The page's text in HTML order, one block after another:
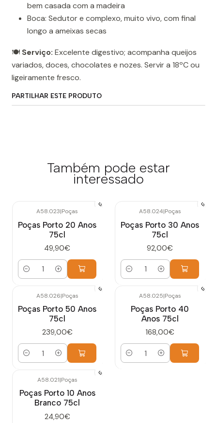
bem casada com a madeira
Boca: Sedutor e complexo, muito vivo, com final
longo a ameixas secas
🍽️ Serviço: Excelente digestivo; acompanha queijos
variados, doces, chocolates e nozes. Servir a 18ºC ou
ligeiramente fresco.
PARTILHAR ESTE PRODUTO
Também pode estar
interessado
A58.023|Poças
Poças Porto 20 Anos
75cl
49,90€
Quantidade
A58.024|Poças
Poças Porto 30 Anos
75cl
92,00€
Quantidade
A58.026|Poças
Poças Porto 50 Anos
75cl
239,00€
Quantidade
A58.025|Poças
Poças Porto 40
Anos 75cl
168,00€
Quantidade
A58.021|Poças
Poças Porto 10 Anos
Branco 75cl
24,90€